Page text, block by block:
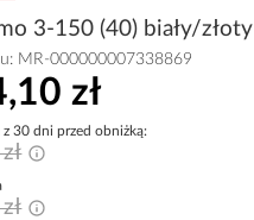
3-150 (40) biały/złoty
MR-000000007338869
zł
z 30 dni przed obniżką: